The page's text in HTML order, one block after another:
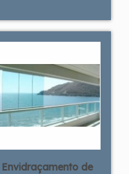
Envidraçamento de